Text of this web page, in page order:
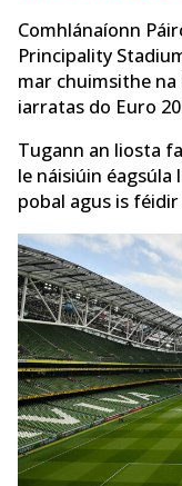
Comhlánaíonn
Principality
mar chuimsithe na
iarratas do Euro
Tugann an liosta
le náisiúin éagsúla
pobal agus is féidir